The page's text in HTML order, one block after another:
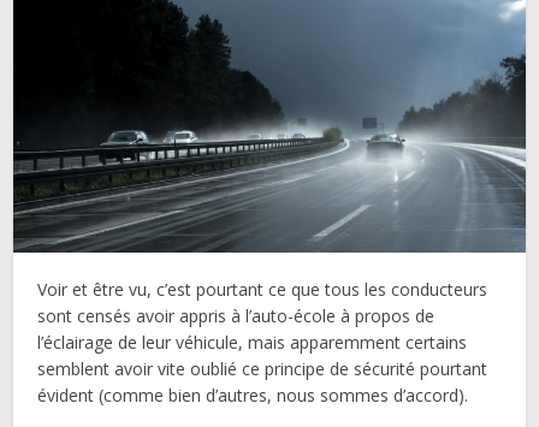
Voir et être vu, c’est pourtant ce que tous les conducteurs
sont censés avoir appris à l’auto-école à propos de
l’éclairage de leur véhicule, mais apparemment certains
semblent avoir vite oublié ce principe de sécurité pourtant
évident (comme bien d’autres, nous sommes d’accord).